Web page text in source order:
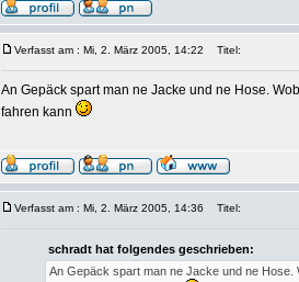
Verfasst am : Mi, 2. März 2005, 14:22 Titel:
An Gepäck spart man ne Jacke und ne Hose.
fahren kann
Verfasst am : Mi, 2. März 2005, 14:36 Titel:
schradt hat folgendes geschrieben:
An Gepäck spart man ne Jacke und ne